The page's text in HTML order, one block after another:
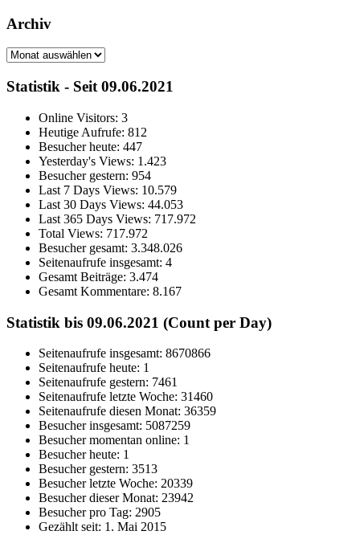
Archiv
Archiv
Statistik - Seit 09.06.2021
Online Visitors: 3
Heutige Aufrufe: 812
Besucher heute: 447
Yesterday's Views: 1.423
Besucher gestern: 954
Last 7 Days Views: 10.579
Last 30 Days Views: 44.053
Last 365 Days Views: 717.972
Total Views: 717.972
Besucher gesamt: 3.348.026
Seitenaufrufe insgesamt: 4
Gesamt Beiträge: 3.474
Gesamt Kommentare: 8.167
Statistik bis 09.06.2021 (Count per Day)
Seitenaufrufe insgesamt: 8670866
Seitenaufrufe heute: 1
Seitenaufrufe gestern: 7461
Seitenaufrufe letzte Woche: 31460
Seitenaufrufe diesen Monat: 36359
Besucher insgesamt: 5087259
Besucher momentan online: 1
Besucher heute: 1
Besucher gestern: 3513
Besucher letzte Woche: 20339
Besucher dieser Monat: 23942
Besucher pro Tag: 2905
Gezählt seit: 1. Mai 2015